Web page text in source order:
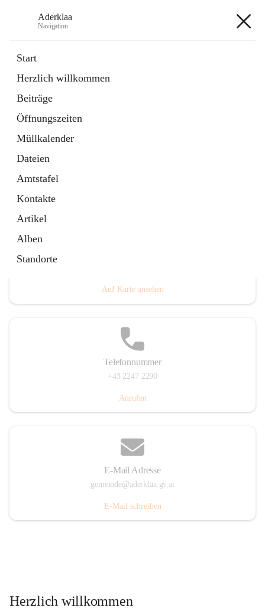
Aderklaa
Navigation
Start
Herzlich willkommen
Beiträge
Öffnungszeiten
Müllkalender
Dateien
Amtstafel
Kontakte
Artikel
Alben
Standorte
6 Schnellzugriffe
Gemeinde
3 Schnellzugriffe
Auf Karte ansehen
Telefonnummer
+43 2247 2290
Anrufen
E-Mail Adresse
gemeinde@aderklaa.gv.at
E-Mail schreiben
Herzlich willkommen